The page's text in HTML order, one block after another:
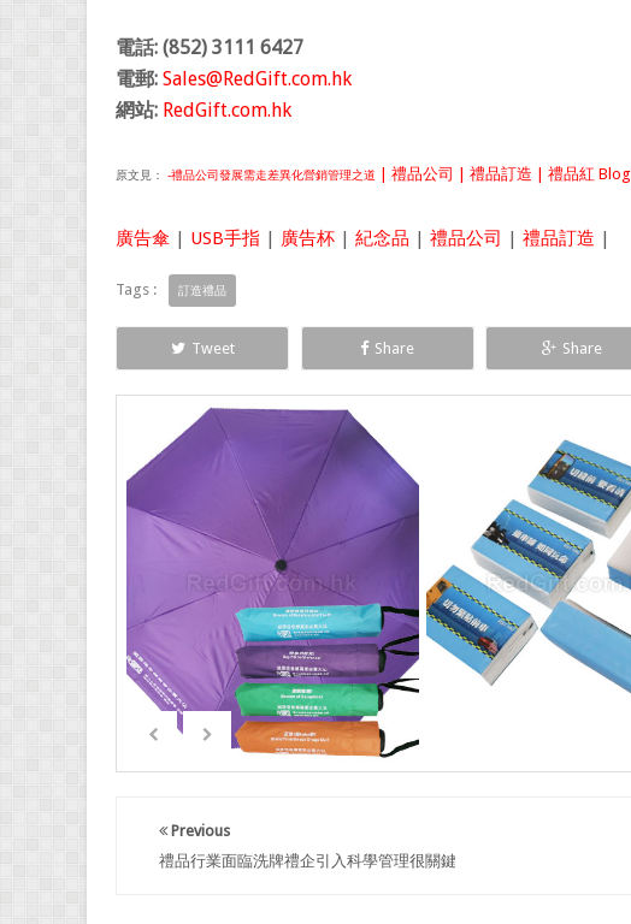
電話: (852) 3111 6427
電郵: Sales@RedGift.com.hk
網站: RedGift.com.hk
原文見： -禮品公司發展需走差異化營銷管理之道 | 禮品公司 | 禮品訂造 | 禮品紅 Blog
廣告傘 | USB手指 | 廣告杯 | 紀念品 | 禮品公司 | 禮品訂造 |
Tags : 訂造禮品
Tweet Share Share
Previous
禮品行業面臨洗牌禮企引入科學管理很關鍵